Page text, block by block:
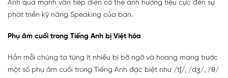
Anh quá mạnh vẫn tiếp diễn có thể ảnh hưởng tiêu cực đến sự
phát triển kỹ năng Speaking của bạn.
Phụ âm cuối trong Tiếng Anh bị Việt hóa
Hẳn mỗi chúng ta từng ít nhiều bị bỡ ngỡ và hoang mang trước
một số phụ âm cuối trong Tiếng Anh đặc biệt như /tʃ/, /dʒ/, /θ/